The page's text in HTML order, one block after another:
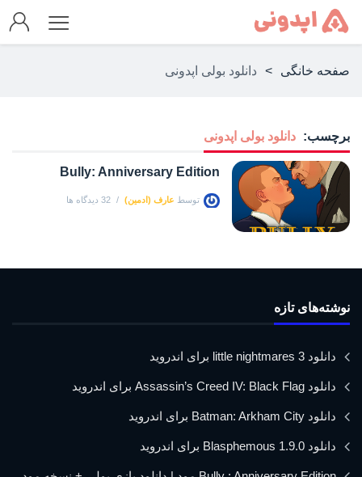
صفحه خانگی > دانلود بولی اپدونی
برچسب: دانلود بولی اپدونی
Bully: Anniversary Edition
توسط عارف (ادمین) 32 دیدگاه ها
نوشته‌های تازه
دانلود little nightmares 3 برای اندروید
دانلود Assassin’s Creed IV: Black Flag برای اندروید
دانلود Batman: Arkham City برای اندروید
دانلود Blasphemous 1.9.0 برای اندروید